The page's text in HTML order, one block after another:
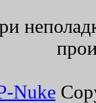
Nuke